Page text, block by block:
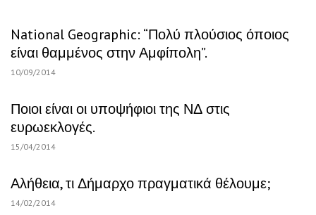
National Geographic: “Πολύ πλούσιος όποιος
είναι θαμμένος στην Αμφίπολη”.
10/09/2014
Ποιοι είναι οι υποψήφιοι της ΝΔ στις
ευρωεκλογές.
15/04/2014
Αλήθεια, τι Δήμαρχο πραγματικά θέλουμε;
14/02/2014